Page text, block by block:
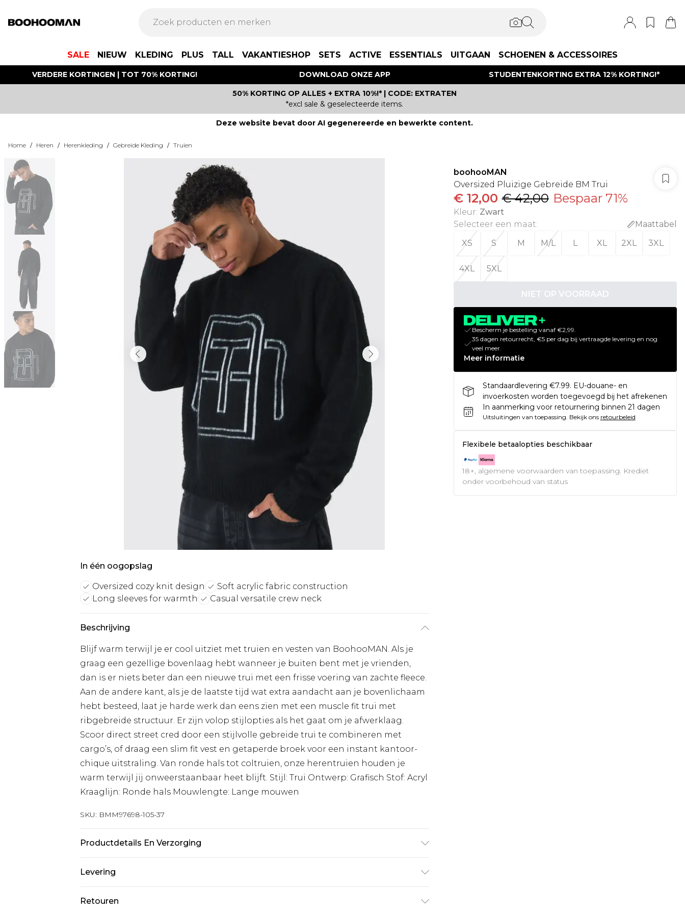
SALE NIEUW KLEDING PLUS TALL VAKANTIESHOP SETS ACTIVE ESSENTIALS UITGAAN SCHOENEN & ACCESSOIRES
VERDERE KORTINGEN | TOT 70% KORTING! DOWNLOAD ONZE APP STUDENTENKORTING EXTRA 12% KORTING!*
50% KORTING OP ALLES + EXTRA 10%!* | CODE: EXTRATEN
*excl sale & geselecteerde items.
Deze website bevat door AI gegenereerde en bewerkte content.
Home / Heren / Herenkleding / Gebreide Kleding / Truien
In één oogopslag
Oversized cozy knit design
Soft acrylic fabric construction
Long sleeves for warmth
Casual versatile crew neck
Beschrijving
Blijf warm terwijl je er cool uitziet met truien en vesten van BoohooMAN. Als je
graag een gezellige bovenlaag hebt wanneer je buiten bent met je vrienden,
dan is er niets beter dan een nieuwe trui met een frisse voering van zachte fleece.
Aan de andere kant, als je de laatste tijd wat extra aandacht aan je bovenlichaam
hebt besteed, laat je harde werk dan eens zien met een muscle fit trui met
ribgebreide structuur. Er zijn volop stijlopties als het gaat om je afwerklaag.
Scoor direct street cred door een stijlvolle gebreide trui te combineren met
cargo’s, of draag een slim fit vest en getaperde broek voor een instant kantoor-
chique uitstraling. Van ronde hals tot coltruien, onze herentruien houden je
warm terwijl jij onweerstaanbaar heet blijft. Stijl: Trui Ontwerp: Grafisch Stof: Acryl
Kraaglijn: Ronde hals Mouwlengte: Lange mouwen
SKU: BMM97698-105-37
Productdetails En Verzorging
Levering
Standaardlevering Nederland
€7.99
Retouren
boohooMAN
Oversized Pluizige Gebreide BM Trui
€ 12,00 € 42,00 Bespaar 71%
Kleur: Zwart
Selecteer een maat:
Maattabel
XS
S M M/L L XL 2XL 3XL
4XL 5XL
NIET OP VOORRAAD
Bescherm je bestelling vanaf €2,99.
35 dagen retourrecht, €5 per dag bij vertraagde levering en nog
veel meer.
Meer informatie
Standaardlevering €7.99. EU-douane- en
invoerkosten worden toegevoegd bij het afrekenen
In aanmerking voor retournering binnen 21 dagen
Uitsluitingen van toepassing. Bekijk ons retourbeleid
Flexibele betaalopties beschikbaar
18+, algemene voorwaarden van toepassing. Krediet
onder voorbehoud van status